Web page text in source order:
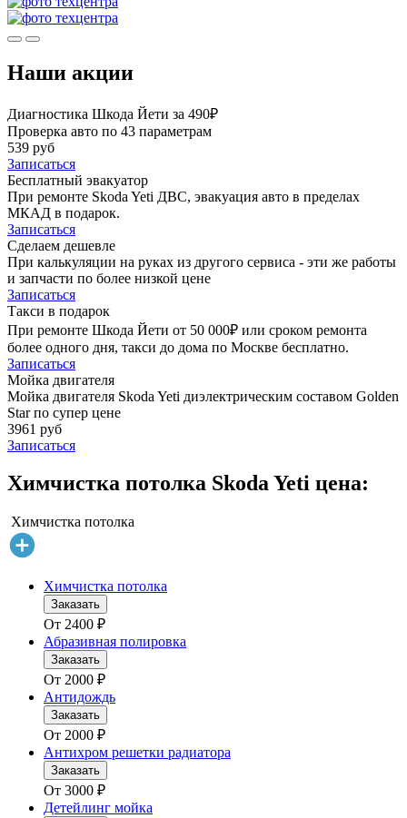
Наши акции
Диагностика Шкода Йети за 490₽
Проверка авто по 43 параметрам
539 руб
Записаться
Бесплатный эвакуатор
При ремонте Skoda Yeti ДВС, эвакуация авто в пределах
МКАД в подарок.
Записаться
Сделаем дешевле
При калькуляции на руках из другого сервиса - эти же работы
и запчасти по более низкой цене
Записаться
Такси в подарок
При ремонте Шкода Йети от 50 000₽ или сроком ремонта
более одного дня, такси до дома по Москве бесплатно.
Записаться
Мойка двигателя
Мойка двигателя Skoda Yeti диэлектрическим составом Golden
Star по супер цене
3961 руб
Записаться
Химчистка потолка Skoda Yeti цена:
Химчистка потолка
Химчистка потолка
Заказать
От 2400 ₽
Абразивная полировка
Заказать
От 2000 ₽
Антидождь
Заказать
От 2000 ₽
Антихром решетки радиатора
Заказать
От 3000 ₽
Детейлинг мойка